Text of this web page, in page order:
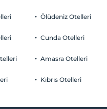
bünyesinde)
Ölüdeniz Otelleri
Cunda Otelleri
Amasra Otelleri
Kıbrıs Otelleri